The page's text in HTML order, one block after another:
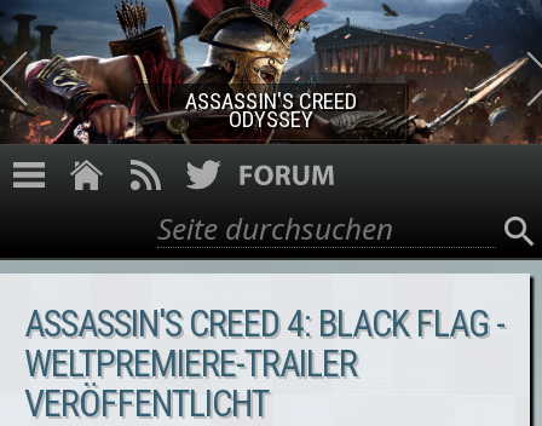
Direkt zum Inhalt
ASSASSIN'S CREED ROGUE
REMASTERED
Suchformular
Suche
ASSASSIN'S CREED 4: BLACK FLAG -
WELTPREMIERE-TRAILER
VERÖFFENTLICHT